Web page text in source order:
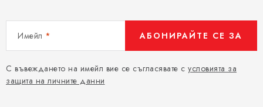
Имейл
С въвеждането на имейл вие се съгласявате с условията за
защита на личните данни
АБОНИРАЙТЕ СЕ ЗА